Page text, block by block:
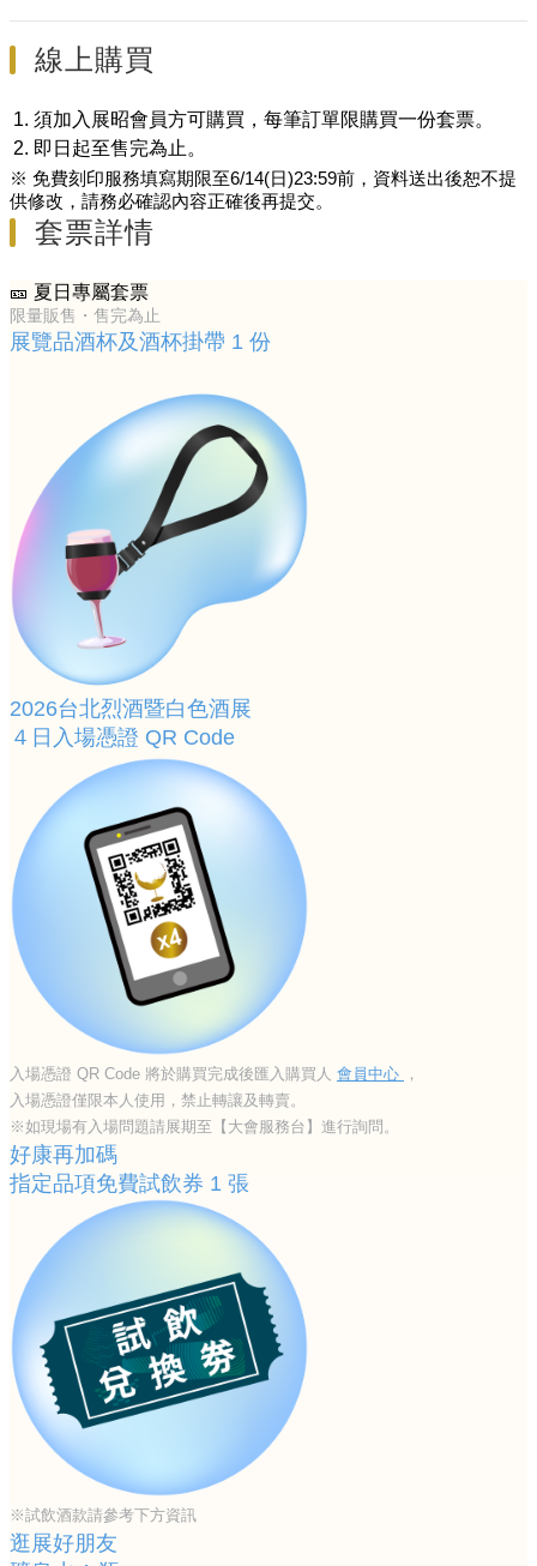
線上購買
須加入展昭會員方可購買，每筆訂單限購買一份套票。
即日起至售完為止。
※ 免費刻印服務填寫期限至6/14(日)23:59前，資料送出後恕不提
供修改，請務必確認內容正確後再提交。
套票詳情
🎫 夏日專屬套票
限量販售・售完為止
展覽品酒杯及酒杯掛帶 1 份
2026台北烈酒暨白色酒展
４日入場憑證 QR Code
入場憑證 QR Code 將於購買完成後匯入購買人 會員中心
，
入場憑證僅限本人使用，禁止轉讓及轉賣。
※如現場有入場問題請展期至【大會服務台】進行詢問。
好康再加碼
指定品項免費試飲券 1 張
※試飲酒款請參考下方資訊
逛展好朋友